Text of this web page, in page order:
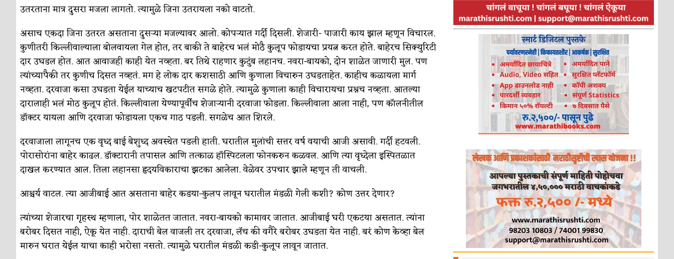
अष्टपैलू : खंडू रांगणेकर क्रिकेट
अपूर्ण कथा कथा
बुडीच खटलं – संयुक्त कुटुंब का गरजेचं? विशेष लेख
उतरताना मात्र दुसरा मजला लागतो. त्यामुळे जिना उतरायला नको वाटतो.
असाच एकदा जिना उतरत असताना दुसऱ्या मजल्यावर आलो. कोपऱ्यात गर्दी दिसली. शेजारी- पाजारी काय झाल म्हणून विचारल.
कुणीतरी किल्लीवाल्याला बोलवायला गेल होत, तर बाकी ते बाहेरच भलं मोठै कुलूप फोडायचा प्रयत्न करत होते. बाहेरच सिक्युरिटी
दार उघडल होत. आत आवाजही काही येत नव्हता. बर तिथे राहणार कुटुंब लहानच. नवरा-बायको, दोन शाळेत जाणारी मुल. पण
त्यांच्यापैकी तर कुणीच दिसत नव्हतं. मग हे लोक दार कशसाठी आणि कुणाला विचारुन उघडताहेत. काहीच कळायला मार्ग
नव्हता. दरवाजा कसा उघडता येईल याच्याच खटपटीत सगळे होते. त्यामुळे कुणाला काही विचारायचा प्रश्नच नव्हता. आतल्या
दारालाही भलं मोठ कुलूप होतं. किल्लीवाला येण्यापूर्वीच शेजाऱ्यानी दरवाजा फोडला. किल्लीवाला आला नाही, पण कॉलनीतील
डॉक्टर यायला आणि दरवाजा फोडायला एकच गाठ पडली. सगळेच आत शिरले.
दरवाजाला लागूनच एक वृध्द बाई बेशुध्द अवस्थेत पडली हाती. घरातील मुलांची सत्तर वर्ष वयाची आजी असावी. गर्दी हटवली.
पोरासोरांना बाहेर काढल. डॉक्टारानी तपासल आणि तत्काळ हॉस्पिटलला फोनकरुन कळवल. आणि त्या वृध्देला इस्पितळात
दाखल करण्यात आल. तिला लहानसा हृदयविकाराचा झटका आलेला. वेळेवर उपचार झाले म्हणून ती वाचली.
आश्चर्य वाटल. त्या आजीबाई आत असताना बाहेर कडया-कुलप लावून घरातील मंडळी गेली कशी? कोण उत्तर देणार?
त्यांच्या शेजारचा गृहस्थ म्हणाला, पोर शाळेतत जातात. नवरा-बायको कामावर जातात. आजीबाई घरी एकटया असतात. त्यांना
बरोबर दिसत नाही, ऐकू येत नाही. दाराची बेल वाजली तर दरवाजा, लॅच की वगैरे बरोबर उघडता येत नाही. बरं कोण केव्हा बेल
मारुन घरात येईल याचा काही भरोसा नसतो. त्यामुळे घरातील मंडळी कडी-कुलूप लावून जातात.